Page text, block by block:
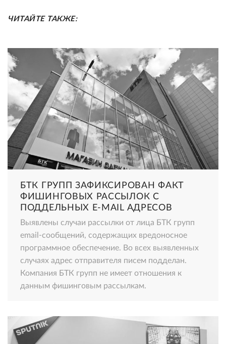
ЧИТАЙТЕ ТАКЖЕ:
БТК ГРУПП ЗАФИКСИРОВАН ФАКТ
ФИШИНГОВЫХ РАССЫЛОК С
ПОДДЕЛЬНЫХ E-MAIL АДРЕСОВ
Выявлены случаи рассылки от лица БТК групп
email-сообщений, содержащих вредоносное
программное обеспечение. Во всех выявленных
случаях адрес отправителя писем подделан.
Компания БТК групп не имеет отношения к
данным фишинговым рассылкам.